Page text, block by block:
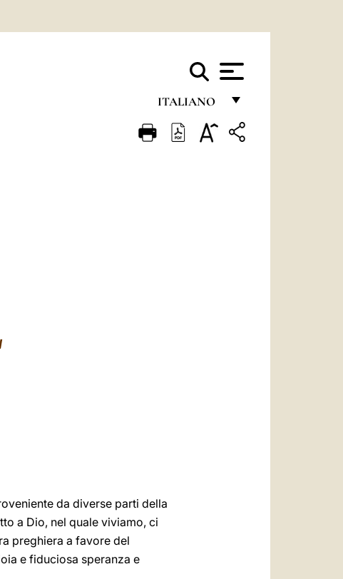
ITALIANO
FRANÇAIS
da diverse parti della
a Dio, nel quale viviamo, ci
preghiera a favore del
e fiduciosa speranza e